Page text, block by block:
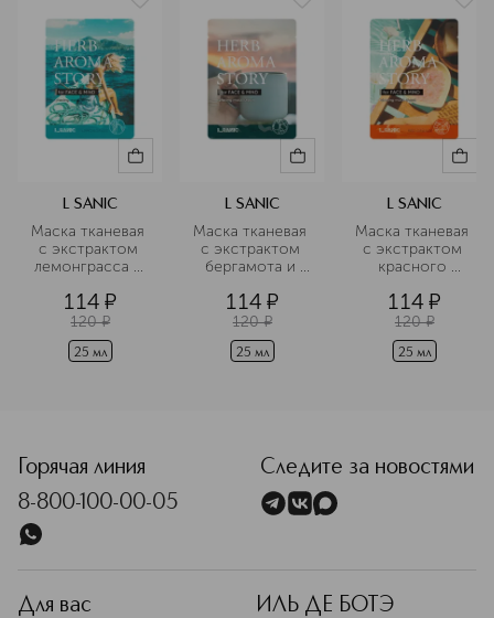
L SANIC
Маска тканевая
с экстрактом
лемонграсса и
ароматерапии
114 ¤
120 ¤
25 мл
L SANIC
Маска тканевая
с экстрактом
бергамота и
ароматерапии
114 ¤
120 ¤
25 мл
L SANIC
Маска тканевая
с экстрактом
красного
эффектом
ароматерапии
114 ¤
120 ¤
25 мл
Горячая линия
8-800-100-00-05
Следите за новостями
Для вас ИЛЬ ДЕ БОТЭ